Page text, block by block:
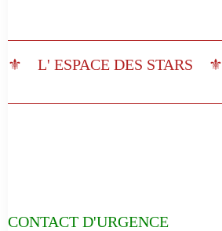
⚜️ L' ESPACE DES STARS ⚜️
CONTACT D'URGENCE